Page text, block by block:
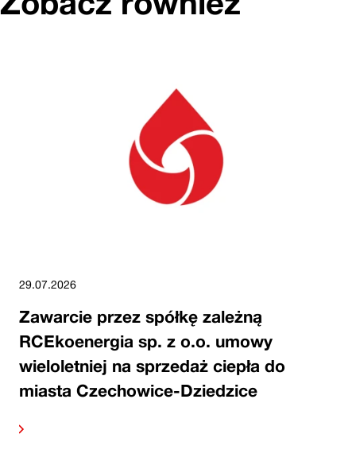
29.07.2026
Zawarcie przez spółkę zależną
RCEkoenergia sp. z o.o. umowy
wieloletniej na sprzedaż ciepła do
miasta Czechowice-Dziedzice